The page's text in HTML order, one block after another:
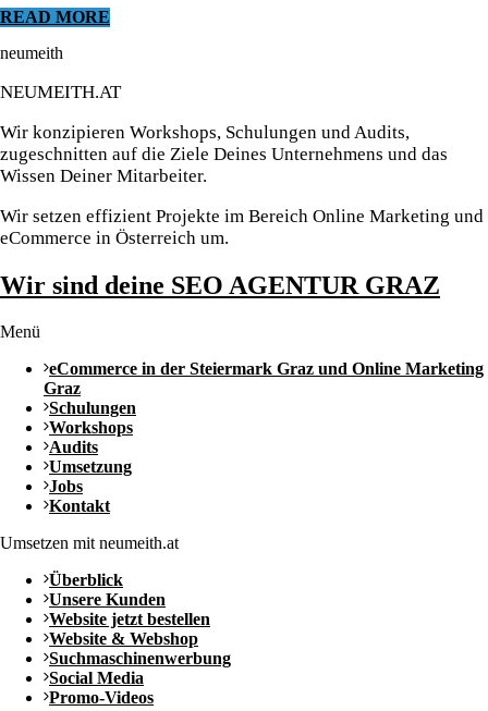
READ MORE
neumeith
NEUMEITH.AT
Wir konzipieren Workshops, Schulungen und Audits,
zugeschnitten auf die Ziele Deines Unternehmens und das
Wissen Deiner Mitarbeiter.
Wir setzen effizient Projekte im Bereich Online Marketing und
eCommerce in Österreich um.
Wir sind deine SEO AGENTUR GRAZ
Menü
eCommerce in der Steiermark Graz und Online Marketing
Graz
Schulungen
Workshops
Audits
Umsetzung
Jobs
Kontakt
Umsetzen mit neumeith.at
Überblick
Unsere Kunden
Website jetzt bestellen
Website & Webshop
Suchmaschinenwerbung
Social Media
Promo-Videos